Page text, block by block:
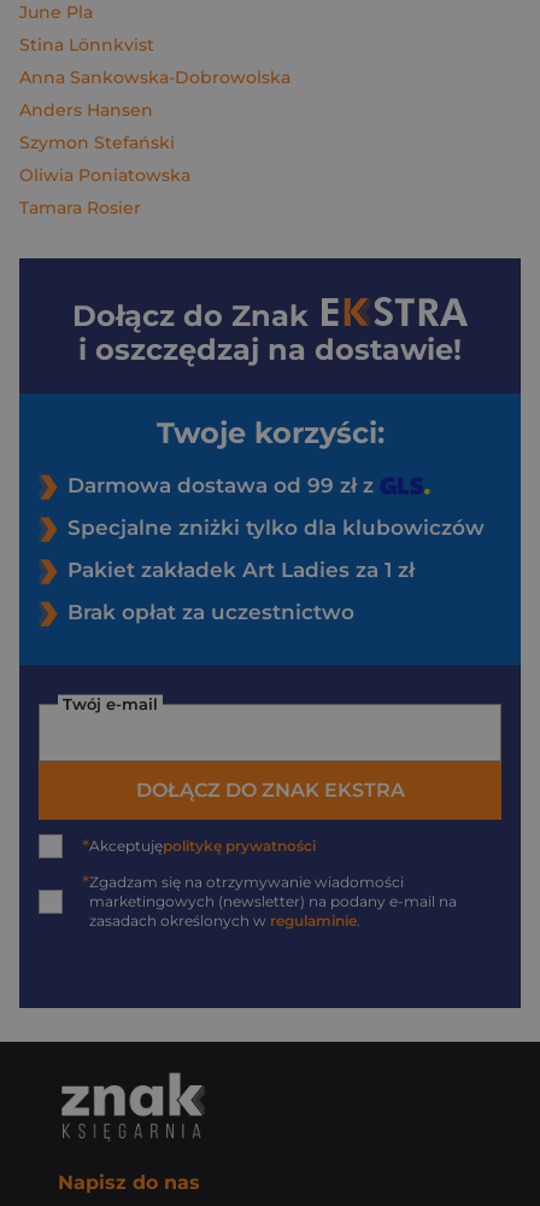
June Pla
Stina Lönnkvist
Anna Sankowska-Dobrowolska
Anders Hansen
Szymon Stefański
Oliwia Poniatowska
Tamara Rosier
Dołącz do Znak
i oszczędzaj na dostawie!
Twoje korzyści:
Darmowa dostawa od 99 zł z
Specjalne zniżki tylko dla klubowiczów
Pakiet zakładek Art Ladies za 1 zł
Brak opłat za uczestnictwo
Twój e-mail
DOŁĄCZ DO ZNAK EKSTRA
*Akceptujępolitykę prywatności
*Zgadzam się na otrzymywanie wiadomości
marketingowych (newsletter) na podany e-mail na
zasadach określonych w regulaminie.
Napisz do nas